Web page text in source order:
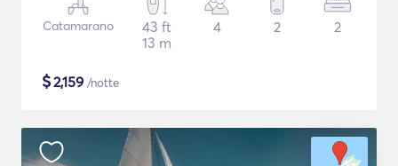
Catamarano
43 ft
13 m
4 2 2
$2,159 /notte